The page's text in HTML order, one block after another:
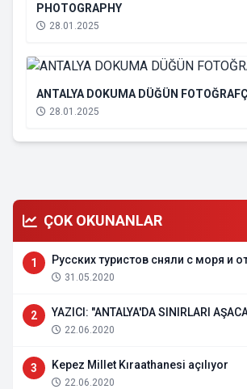
PHOTOGRAPHY
28.01.2025
ANTALYA DOKUMA DÜĞÜN
28.01.2025
ÇOK OKUNANLAR
1 Русских туристов сняли с моря и
31.05.2020
2 YAZICI: "ANTALYA'DA SINIRLARI
22.06.2020
3 Kepez Millet Kıraathanesi açılıyor
22.06.2020